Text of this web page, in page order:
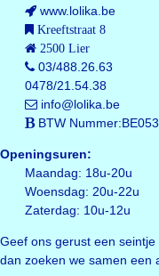
www.lolika.be
Kreeftstraat 8
2500 Lier
03/488.26.63
0478/21.54.38
info@lolika.be
BTW
Openingsuren:
Maandag: 18u-20u
Woensdag: 20u-22u
Zaterdag: 10u-12u
Geef ons gerust een
dan zoeken we samen een